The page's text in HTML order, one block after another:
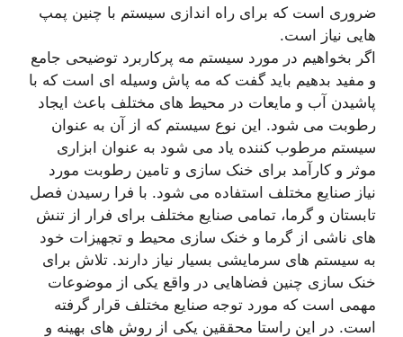
ضروری است که برای راه اندازی سیستم با چنین پمپ
هایی نیاز است.
اگر بخواهیم در مورد سیستم مه پرکاربرد توضیحی جامع
و مفید بدهیم باید گفت که مه پاش وسیله ای است که با
پاشیدن آب و مایعات در محیط های مختلف باعث ایجاد
رطوبت می شود. این نوع سیستم که از آن به عنوان
سیستم مرطوب کننده یاد می شود به عنوان ابزاری
موثر و کارآمد برای خنک سازی و تامین رطوبت مورد
نیاز صنایع مختلف استفاده می شود. با فرا رسیدن فصل
تابستان و گرما، تمامی صنایع مختلف برای فرار از تنش
های ناشی از گرما و خنک سازی محیط و تجهیزات خود
به سیستم های سرمایشی بسیار نیاز دارند. تلاش برای
خنک سازی چنین فضاهایی در واقع یکی از موضوعات
مهمی است که مورد توجه صنایع مختلف قرار گرفته
است. در این راستا محققین یکی از روش های بهینه و